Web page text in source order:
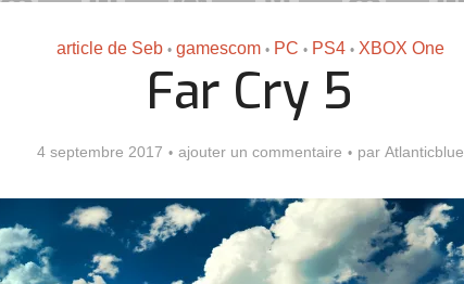
article de Seb • gamescom • PC • PS4 • XBOX One
Far Cry 5
4 septembre 2017 ajouter un commentaire par Atlanticblue